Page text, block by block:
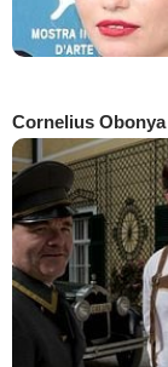
Cornelius Obonya